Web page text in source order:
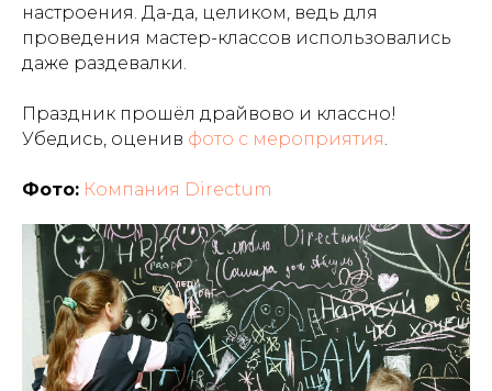
настроения. Да-да, целиком, ведь для
проведения мастер-классов использовались
даже раздевалки.
Праздник прошёл драйвово и классно!
Убедись, оценив фото с мероприятия.
Фото: Компания Directum